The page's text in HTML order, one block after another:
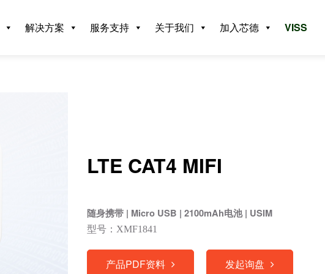
解决方案 服务支持 关于我们 加入芯德 VISS
LTE CAT4 MIFI
随身携带 | Micro USB | 2100mAh电池 | USIM
型号：XMF1841
产品PDF资料 发起询盘